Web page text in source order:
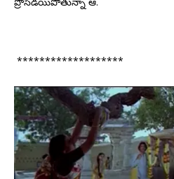
*******************